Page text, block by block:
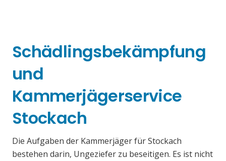
Schädlingsbekämpfung
und
Kammerjägerservice
Stockach
Die Aufgaben der Kammerjäger für Stockach
bestehen darin, Ungeziefer zu beseitigen. Es ist nicht